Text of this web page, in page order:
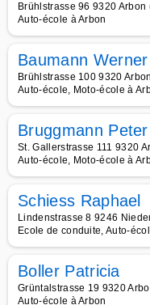
Brühlstrasse 96 9320
Auto-école à Arbon
Baumann Werner
Brühlstrasse 100 9320
Auto-école, Moto-école à
Bruggmann Peter
St. Gallerstrasse 111 9320
Auto-école, Moto-école à
Schiess Raphael
Lindenstrasse 8 9246
Ecole de conduite, Auto-
Boller Patricia
Grüntalstrasse 19 9320
Auto-école à Arbon